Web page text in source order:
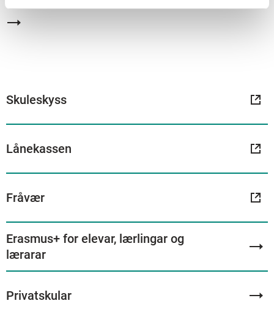
Skuleskyss
Lånekassen
Fråvær
Erasmus+ for elevar, lærlingar og
lærarar
Privatskular